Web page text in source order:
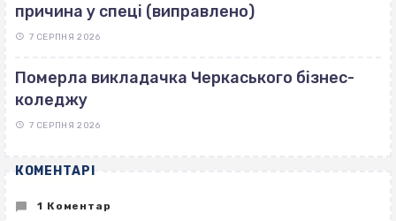
причина у спеці (виправлено)
7 СЕРПНЯ 2026
Померла викладачка Черкаського бізнес-
коледжу
7 СЕРПНЯ 2026
КОМЕНТАРІ
1 Коментар